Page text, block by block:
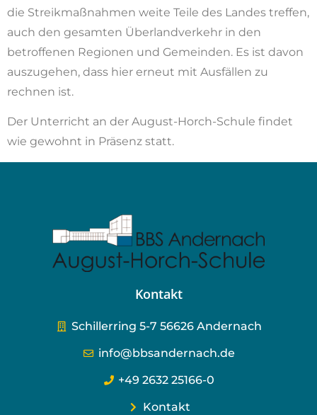
die Streikmaßnahmen weite Teile des Landes treffen,
auch den gesamten Überlandverkehr in den
betroffenen Regionen und Gemeinden. Es ist davon
auszugehen, dass hier erneut mit Ausfällen zu
rechnen ist.
Der Unterricht an der August-Horch-Schule findet
wie gewohnt in Präsenz statt.
Kontakt
Schillerring 5-7 56626 Andernach
info@bbsandernach.de
+49 2632 25166-0
Kontakt